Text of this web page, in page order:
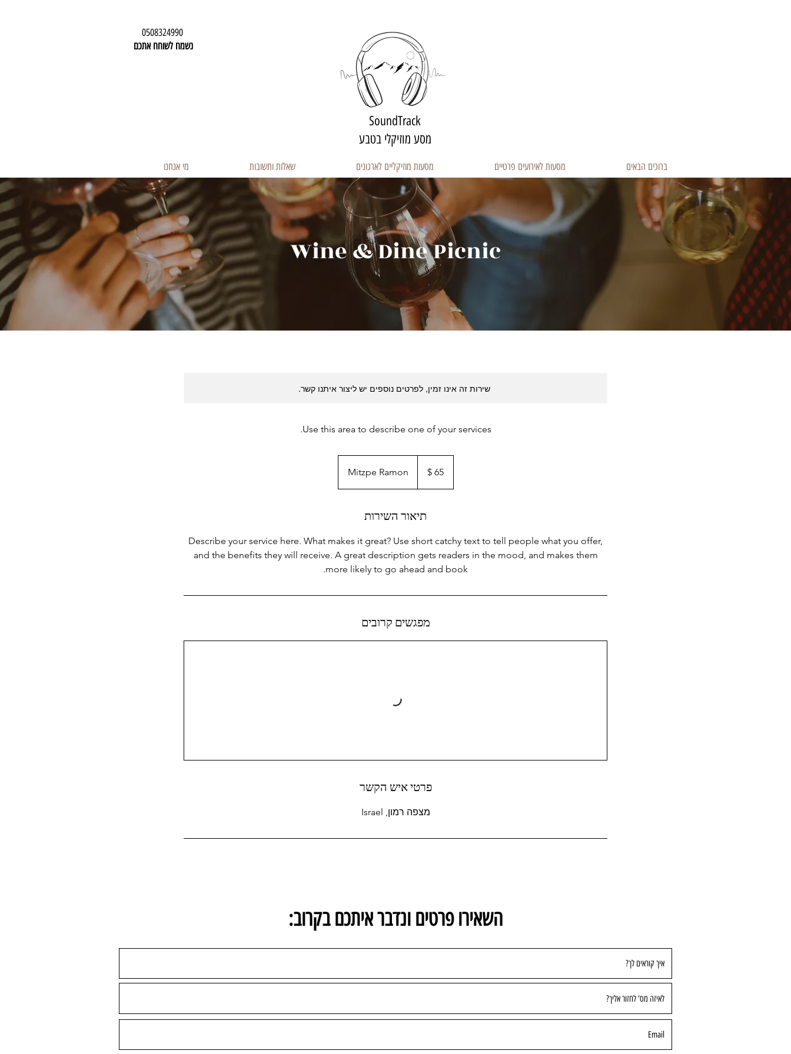
0508324990
נשמח לשוחח אתכם
SoundTrack
מסע מוזיקלי בטבע
ברוכים הבאים מסעות לאירועים פרטיים מסעות מוזיקליים לארגונים שאלות ותשובות מי אנחנו
Wine & Dine Picnic
שירות זה אינו זמין, לפרטים נוספים יש ליצור איתנו קשר.
Use this area to describe one of your services.
אמריקאי
‏65 ‏$
Mitzpe Ramon
תיאור השירות
Describe your service here. What makes it great? Use short catchy text to tell people what you offer,
and the benefits they will receive. A great description gets readers in the mood, and makes them
more likely to go ahead and book.
מפגשים קרובים
פרטי איש הקשר
מצפה רמון, Israel
:השאירו פרטים ונדבר איתכם בקרוב